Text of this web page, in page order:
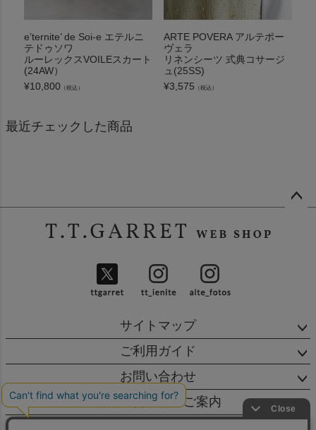
e’ternite’ de Soi-e エテルニ
テドゥソワ
ルーレックスVOILEスカート
(24AW）
¥10,800 （税込）
ARTE POVERA アルテポー
ヴェラ
リネンシーツ 式典コサージ
ュ(25SS)
¥3,575 （税込）
最近チェックした商品
サイトマップ
ご利用ガイド
お問い合わせ
店舗・営業日のご案内